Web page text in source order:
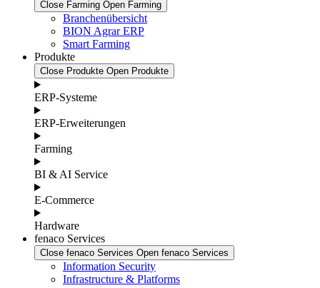
Close Farming Open Farming
Branchenübersicht
BION Agrar ERP
Smart Farming
Produkte
Close Produkte Open Produkte
ERP-Systeme
ERP-Erweiterungen
Farming
BI & AI Service
E-Commerce
Hardware
fenaco Services
Close fenaco Services Open fenaco Services
Information Security
Infrastructure & Platforms